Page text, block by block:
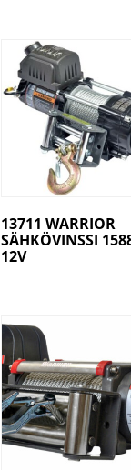
13711 WARRIOR
SÄHKÖVINSSI
12V